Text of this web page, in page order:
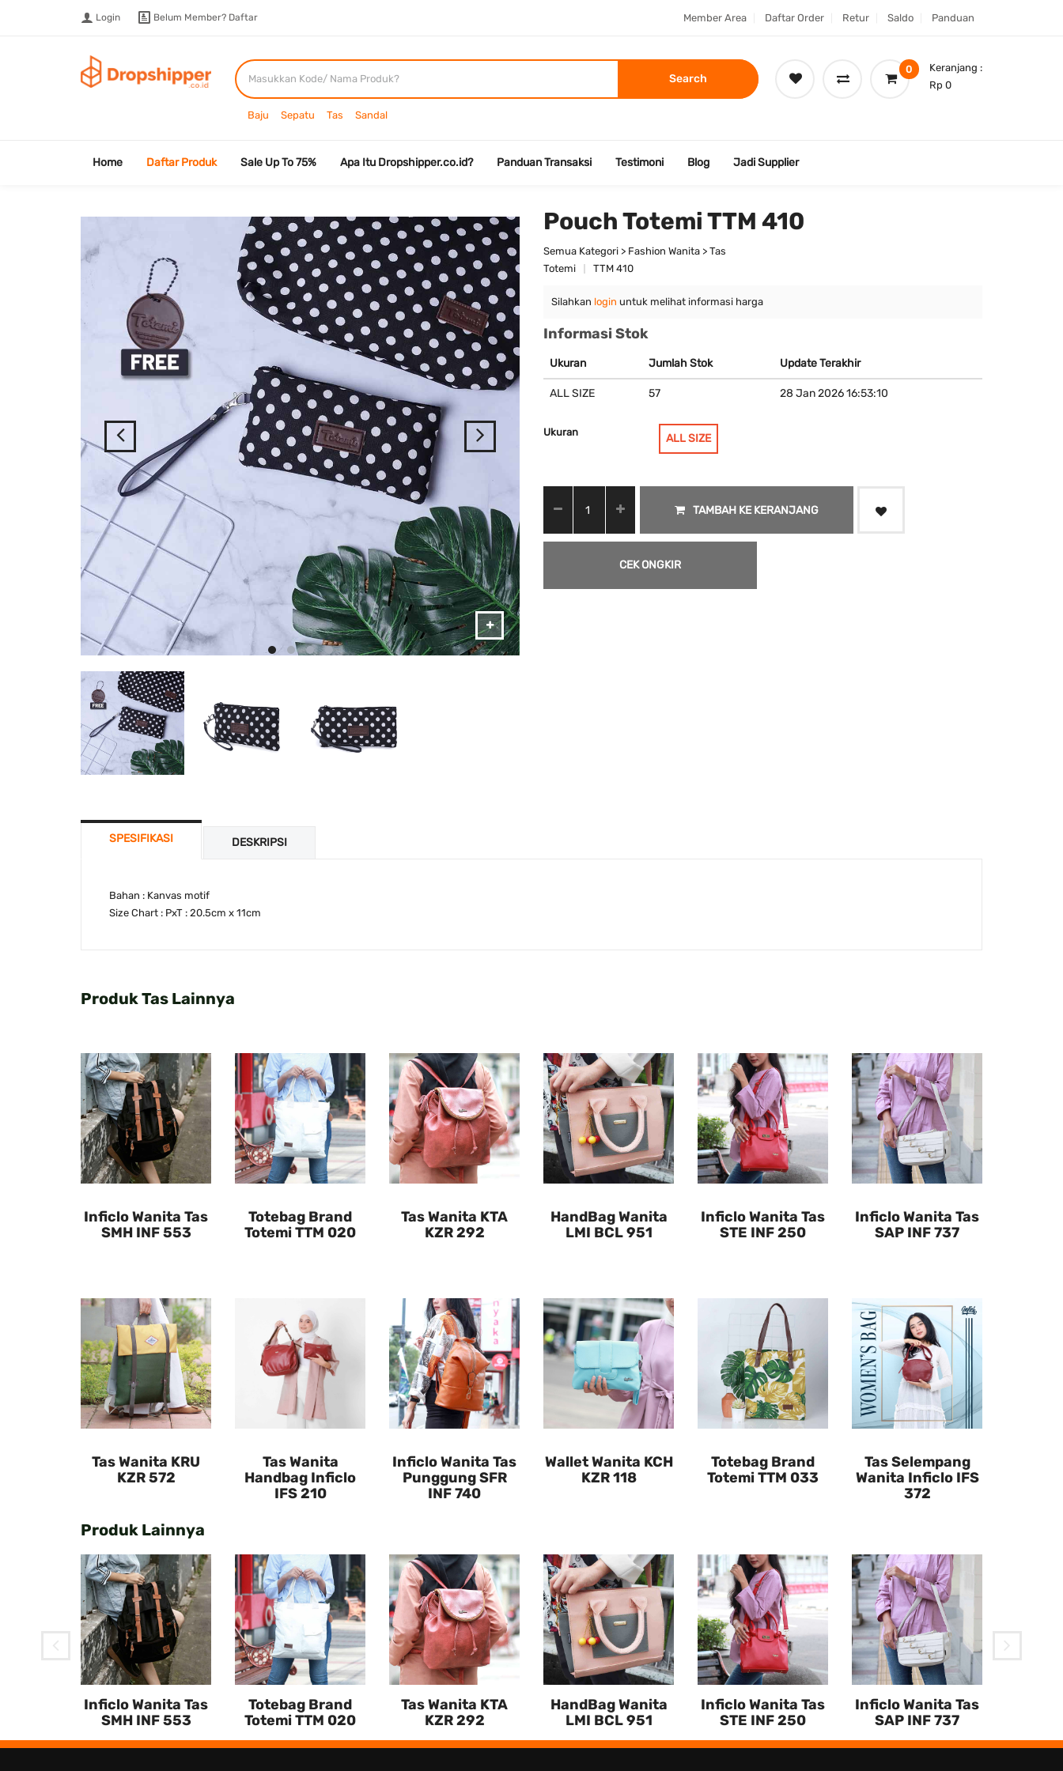
Login Belum Member? Daftar Member Area Daftar Order Retur Saldo Panduan
Search
Baju Sepatu Tas Sandal
0
Keranjang :
Rp 0
Home Daftar Produk Sale Up To 75% Apa Itu Dropshipper.co.id? Panduan Transaksi Testimoni Blog Jadi Supplier
Pouch Totemi TTM 410
Semua Kategori > Fashion Wanita > Tas
Totemi
TTM 410
Silahkan login untuk melihat informasi harga
Informasi Stok
Ukuran Jumlah Stok Update Terakhir
ALL SIZE 57 28 Jan 2026 16:53:10
Ukuran ALL SIZE
TAMBAH KE KERANJANG
CEK ONGKIR
SPESIFIKASI DESKRIPSI
Bahan : Kanvas motif
Size Chart : PxT : 20.5cm x 11cm
Produk Tas Lainnya
Inficlo Wanita Tas
SMH INF 553
Totebag Brand
Totemi TTM 020
Tas Wanita KTA
KZR 292
HandBag Wanita
LMI BCL 951
Inficlo Wanita Tas
STE INF 250
Inficlo Wanita Tas
SAP INF 737
Tas Wanita KRU
KZR 572
Tas Wanita
Handbag Inficlo
IFS 210
Inficlo Wanita Tas
Punggung SFR
INF 740
Wallet Wanita KCH
KZR 118
Totebag Brand
Totemi TTM 033
Tas Selempang
Wanita Inficlo IFS
372
Produk Lainnya
Inficlo Wanita Tas
SMH INF 553
Totebag Brand
Totemi TTM 020
Tas Wanita KTA
KZR 292
HandBag Wanita
LMI BCL 951
Inficlo Wanita Tas
STE INF 250
Inficlo Wanita Tas
SAP INF 737